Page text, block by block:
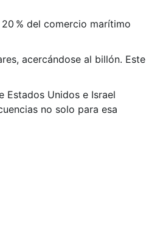
% del comercio marítimo
acercándose al billón. Este
Estados Unidos e Israel
no solo para esa